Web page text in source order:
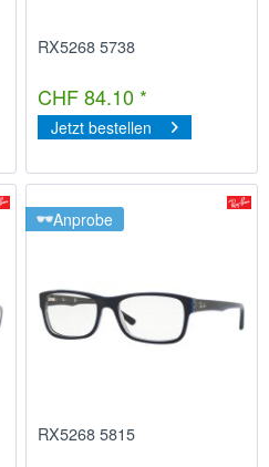
RX5268 5738
CHF 84.10 *
Jetzt bestellen
Anprobe
RX5268 5815